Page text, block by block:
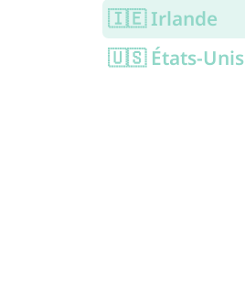
🇮🇪 Irlande
🇺🇸 États-Unis